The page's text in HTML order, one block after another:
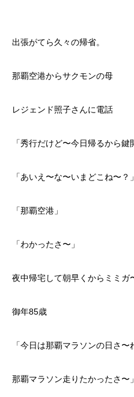
出張がてら久々の帰省。
那覇空港からサクモンの母
レジェンド照子さんに電話
「秀行だけど〜今日帰るから鍵
「あいえ〜な〜いまどこね〜？」
「那覇空港」
「わかったさ〜」
夜中帰宅して朝早くからミミガ
御年85歳
「今日は那覇マラソンの日さ〜
那覇マラソン走りたかったさ〜」